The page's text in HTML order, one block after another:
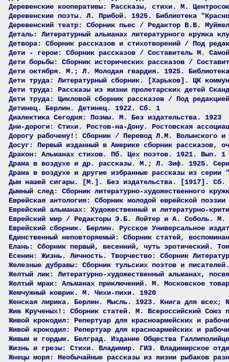
Деревенские кооперативы: Рассказы, стихи. М.
Деревенские поэты. Л. Прибой. 1925. Библиотека
Деревенский театр: Сборник пьес / Редактор В.В.
Деталь: Литературный альманах литературного кружка
Детвора: Сборник рассказов и стихотворений / Под
Дети - герои: Сборник рассказов / Составитель М.
Дети борьбы: Сборник исторических рассказов /
Дети октября. М.; Л. Молодая гвардия. 1925.
Дети труда: Литературный сборник. [Харьков]. ЦК
Дети труда: Рассказы из жизни пролетарских детей
Дети труда: Цикловой сборник рассказов / Под
Детинец. Берлин. Детинец. 1922. Сб. 1
Диалектика Сегодня: Поэмы. М. Без издательства. 1923
Дни-дороги: Стихи. Ростов-на-Дону. Ростовская
Дорогу рабочему!: Сборник / Перевод Л.М. Волынского
Досуг: Первый изданный в Америке сборник рассказов,
Дракон: Альманах стихов. Пб. Цех поэтов. 1921. Вып. 1
Драма в воздухе и др. рассказы. М.; Л. Зиф. 1925.
Драма в воздухе и другие избранные рассказы из
Дым нашей сигары. [М.]. Без издательства. [1917]. Сб.
Дымный след: Сборник литературно-художественного
Еврейская антология: Сборник молодой еврейской
Еврейский альманах: Художественный и литературно-
Еврейский мир / Редакторы Э.Б. Лойтер и А. Соболь.
Еврейский сборник. Берлин. Русское Универсальное
Единственный неповторяемый: Сборник статей,
Елань: Сборник первый, весенний, чуть эротический.
Есенин: Жизнь. Личность. Творчество: Сборник
Железные дубравы: Сборник тульских поэтов и
Желтый лик: Литературно-художественный альманах,
Желтый мрак: Альманах приключений. М. Московское
Жемчужный коврик. М. Чихи-пихи. 1920
Женская лирика. Берлин. Мысль. 1923. Книга для всех;
Жив Крученых!: Сборник статей. М. Всероссийский Союз
Живой крокодил: Репертуар для красноармейских и
Живой крокодил: Репертуар для красноармейских и
Живым и гордым. Белград. Издание Общества
Жизнь и грезы: Стихи. Владимир. ГИЗ. Владимирское
Жнецы моря: Необычайные рассказы из жизни рыбаков